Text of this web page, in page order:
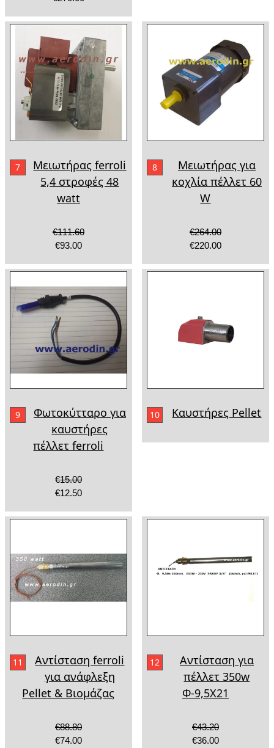
7
Μειωτήρας ferroli
5,4 στροφές 48
watt
€111.60
€93.00
8
Μειωτήρας για
κοχλία πέλλετ 60
W
€264.00
€220.00
9
Φωτοκύτταρο για
καυστήρες
πέλλετ ferroli
€15.00
€12.50
10 Καυστήρες Pellet
11
Αντίσταση ferroli
για ανάφλεξη
Pellet & Βιομάζας
€88.80
€74.00
12
Αντίσταση για
πέλλετ 350w
Φ-9,5Χ21
€43.20
€36.00